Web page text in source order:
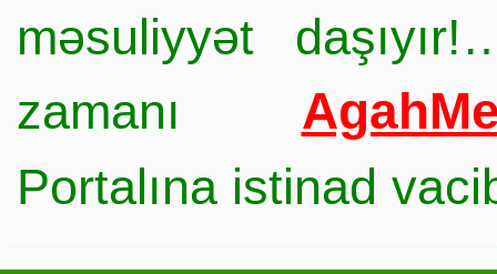
məsuliyyət
zamanı
Portalına istinad